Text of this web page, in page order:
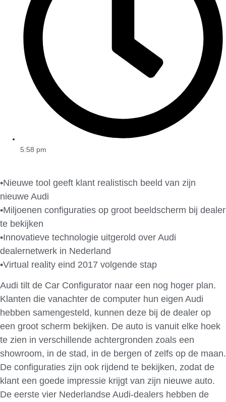
5:58 pm
•Nieuwe tool geeft klant realistisch beeld van zijn
nieuwe Audi
•Miljoenen configuraties op groot beeldscherm bij dealer
te bekijken
•Innovatieve technologie uitgerold over Audi
dealernetwerk in Nederland
•Virtual reality eind 2017 volgende stap
Audi tilt de Car Configurator naar een nog hoger plan.
Klanten die vanachter de computer hun eigen Audi
hebben samengesteld, kunnen deze bij de dealer op
een groot scherm bekijken. De auto is vanuit elke hoek
te zien in verschillende achtergronden zoals een
showroom, in de stad, in de bergen of zelfs op de maan.
De configuraties zijn ook rijdend te bekijken, zodat de
klant een goede impressie krijgt van zijn nieuwe auto.
De eerste vier Nederlandse Audi-dealers hebben de